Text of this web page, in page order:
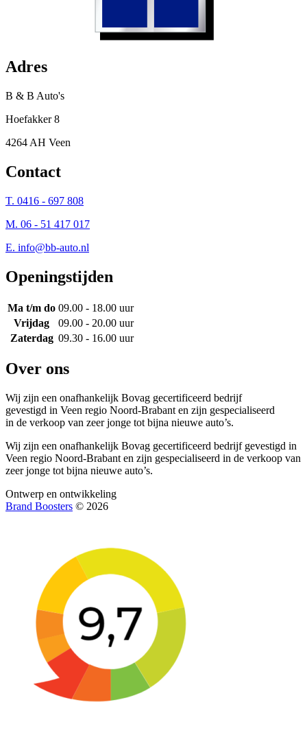
Adres
B & B Auto's
Hoefakker 8
4264 AH Veen
Contact
T. 0416 - 697 808
M. 06 - 51 417 017
E. info@bb-auto.nl
Openingstijden
Ma t/m do 09.00 - 18.00 uur
Vrijdag
09.00 - 20.00 uur
Zaterdag 09.30 - 16.00 uur
Over ons
Wij zijn een onafhankelijk Bovag gecertificeerd bedrijf
gevestigd in Veen regio Noord-Brabant en zijn gespecialiseerd
in de verkoop van zeer jonge tot bijna nieuwe auto’s.
Wij zijn een onafhankelijk Bovag gecertificeerd bedrijf gevestigd in
Veen regio Noord-Brabant en zijn gespecialiseerd in de verkoop van
zeer jonge tot bijna nieuwe auto’s.
Ontwerp en ontwikkeling
Brand Boosters © 2026